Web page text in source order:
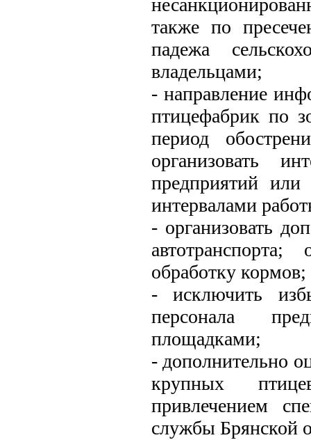
также по
падежа
владельцами;
- направление
птицефабрик по
период
организовать
предприятий
интервалами
- организовать
автотранспорта;
обработку кормов;
- исключить
персонала
площадками;
- дополнительно
крупных
привлечением
службы Брянской